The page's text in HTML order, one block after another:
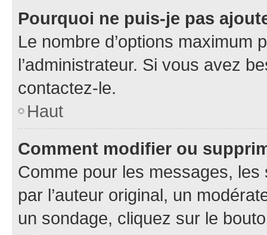
Pourquoi ne puis-je pas
Le nombre d’options maximum
l’administrateur. Si vous avez
contactez-le.
Haut
Comment modifier ou
Comme pour les messages,
par l’auteur original, un
un sondage, cliquez sur le